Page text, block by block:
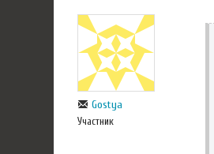
Gostya
Участник